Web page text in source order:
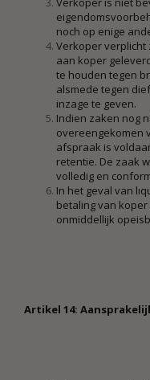
noch op enige
Verkoper
aan koper
te houden tegen
alsmede tegen
inzage te geven.
Indien zaken nog
overeengekomen
afspraak is
retentie. De zaak
volledig en
In het geval van
betaling van
onmiddellijk
Artikel 14: